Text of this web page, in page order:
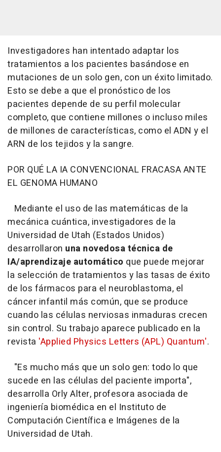
Investigadores han intentado adaptar los
tratamientos a los pacientes basándose en
mutaciones de un solo gen, con un éxito limitado.
Esto se debe a que el pronóstico de los
pacientes depende de su perfil molecular
completo, que contiene millones o incluso miles
de millones de características, como el ADN y el
ARN de los tejidos y la sangre.
POR QUÉ LA IA CONVENCIONAL FRACASA ANTE
EL GENOMA HUMANO
Mediante el uso de las matemáticas de la
mecánica cuántica, investigadores de la
Universidad de Utah (Estados Unidos)
desarrollaron una novedosa técnica de
IA/aprendizaje automático que puede mejorar
la selección de tratamientos y las tasas de éxito
de los fármacos para el neuroblastoma, el
cáncer infantil más común, que se produce
cuando las células nerviosas inmaduras crecen
sin control. Su trabajo aparece publicado en la
revista 'Applied Physics Letters (APL) Quantum'.
"Es mucho más que un solo gen: todo lo que
sucede en las células del paciente importa",
desarrolla Orly Alter, profesora asociada de
ingeniería biomédica en el Instituto de
Computación Científica e Imágenes de la
Universidad de Utah.